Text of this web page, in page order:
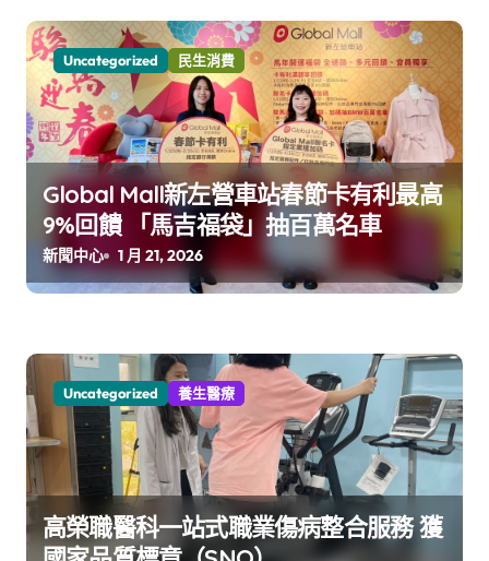
Uncategorized 民生消費
Global Mall新左營車站春節卡有利最高
9%回饋 「馬吉福袋」抽百萬名車
新聞中心 1 月 21, 2026
Uncategorized 養生醫療
高榮職醫科一站式職業傷病整合服務 獲